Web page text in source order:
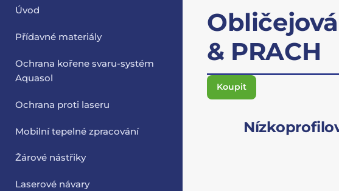
Úvod
Přídavné materiály
Ochrana kořene svaru-systém
Aquasol
Ochrana proti laseru
Mobilní tepelné zpracování
Žárové nástřiky
Laserové návary
& PRACH
Koupit